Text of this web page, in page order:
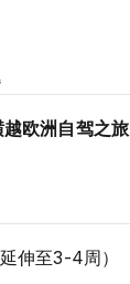
欧洲自驾之旅
伸至3-4周）